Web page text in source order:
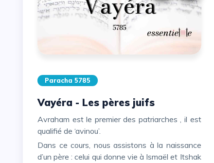
Paracha 5785
Vayéra - Les pères juifs
Avraham est le premier des patriarches , il est
qualifié de ‘avinou’.
Dans ce cours, nous assistons à la naissance
d’un père : celui qui donne vie à Ismaël et Itshak